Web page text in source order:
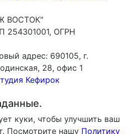
ВОСТОК"
254301001, ОГРН
адрес: 690105, г.
28, офис 1
Кефирок
куки, чтобы улучшить ваш
Посмотрите нашу Политику